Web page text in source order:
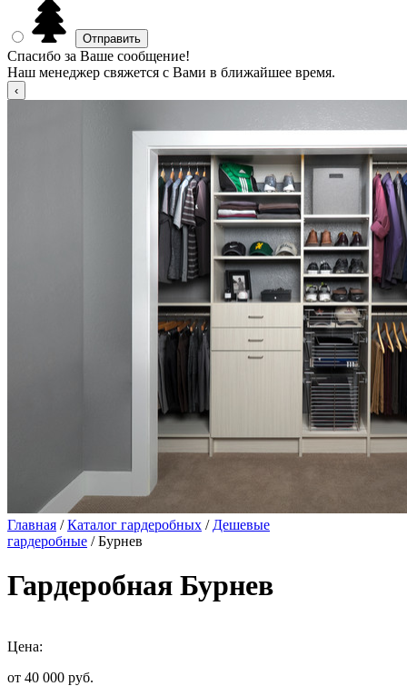
Спасибо за Ваше сообщение!
Наш менеджер свяжется с Вами в ближайшее время.
Главная /Каталог гардеробных / Дешевые
гардеробные / Бурнев
Гардеробная Бурнев
Цена:
от 40 000 руб.